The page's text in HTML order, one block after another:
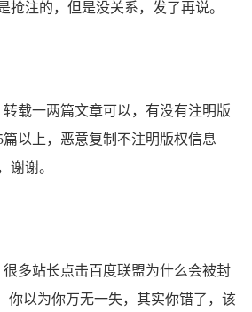
抢注的，但是没关系，发了再说。
载一两篇文章可以，有没有注明版
以上，恶意复制不注明版权信息
谢谢。
多站长点击百度联盟为什么会被封
你以为你万无一失，其实你错了，该